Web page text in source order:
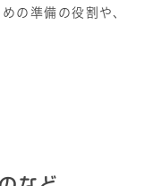
の準備の役割や、